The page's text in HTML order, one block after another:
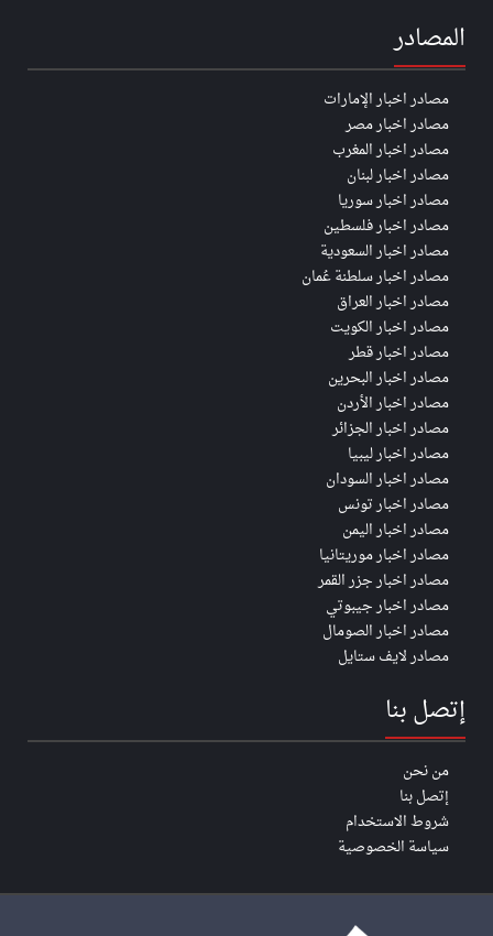
المصادر
مصادر اخبار الإمارات
مصادر اخبار مصر
مصادر اخبار المغرب
مصادر اخبار لبنان
مصادر اخبار سوريا
مصادر اخبار فلسطين
مصادر اخبار السعودية
مصادر اخبار سلطنة عُمان
مصادر اخبار العراق
مصادر اخبار الكويت
مصادر اخبار قطر
مصادر اخبار البحرين
مصادر اخبار الأردن
مصادر اخبار الجزائر
مصادر اخبار ليبيا
مصادر اخبار السودان
مصادر اخبار تونس
مصادر اخبار اليمن
مصادر اخبار موريتانيا
مصادر اخبار جزر القمر
مصادر اخبار جيبوتي
مصادر اخبار الصومال
مصادر لايف ستايل
إتصل بنا
من نحن
إتصل بنا
شروط الاستخدام
سياسة الخصوصية